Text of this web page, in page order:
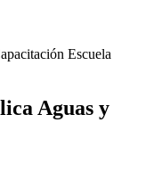
Escuela
Aguas y